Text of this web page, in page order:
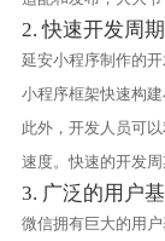
2. 快速开发周期
延安小程序制作的
小程序框架快速构
此外，开发人员可
速度。快速的开发
3. 广泛的用户
微信拥有巨大的用